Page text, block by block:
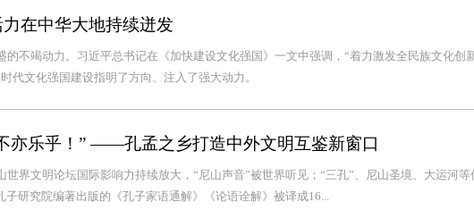
在中华大地持续迸发
的不竭动力。习近平总书记在《加快建设文化强国》一文中强调，“着力激发全民族文化创
代文化强国建设指明了方向、注入了强大动力。
亦乐乎！” ——孔孟之乡打造中外文明互鉴新窗口
世界文明论坛国际影响力持续放大，“尼山声音”被世界听见；“三孔”、尼山圣境、大运河等
子研究院编著出版的《孔子家语通解》《论语诠解》被译成16...